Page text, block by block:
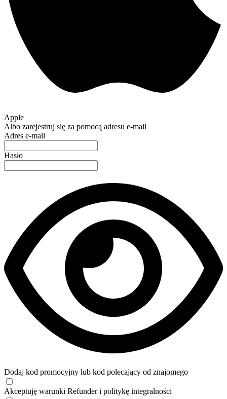
Apple
Albo zarejestruj się za pomocą adresu e-mail
Adres e-mail
Hasło
Dodaj kod promocyjny lub kod polecający od znajomego
Akceptuję warunki Refunder i politykę integralności